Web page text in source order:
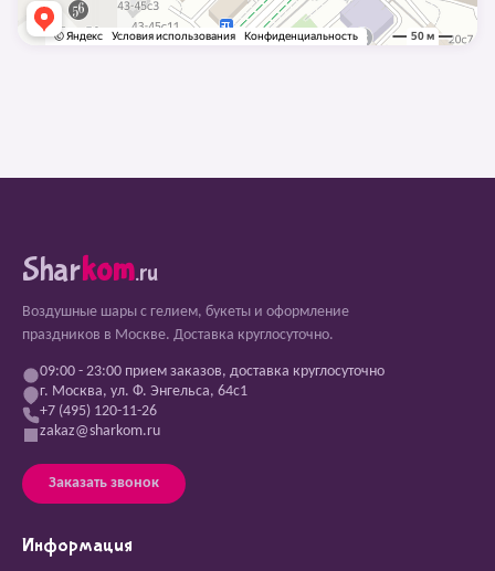
Sharkom.ru
Воздушные шары с гелием, букеты и оформление
праздников в Москве. Доставка круглосуточно.
09:00 - 23:00 прием заказов, доставка круглосуточно
г. Москва, ул. Ф. Энгельса, 64с1
+7 (495) 120-11-26
zakaz@sharkom.ru
Заказать звонок
Информация